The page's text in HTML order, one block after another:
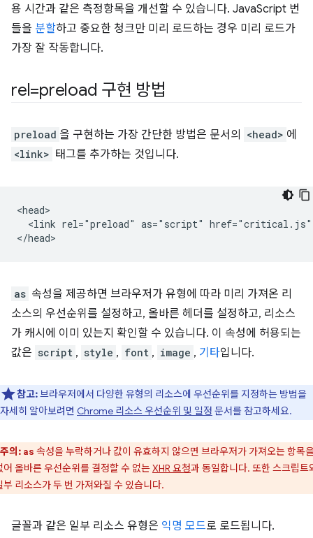
용 시간과 같은 측정항목을 개선할 수 있습니다. JavaScript 번
들을 분할하고 중요한 청크만 미리 로드하는 경우 미리 로드가
가장 잘 작동합니다.
rel=preload 구현 방법
preload 을 구현하는 가장 간단한 방법은 문서의 <head> 에
<link> 태그를 추가하는 것입니다.
<head>
<link rel="preload" as="script"
as 속성을 제공하면 브라우저가 유형에 따라 미리 가져온 리
소스의 우선순위를 설정하고, 올바른 헤더를 설정하고, 리소스
가 캐시에 이미 있는지 확인할 수 있습니다. 이 속성에 허용되는
값은 script , style , font , image , 기타입니다.
참고:브라우저에서 다양한 유형의 리소스에 우선순위를 지정하는 방법을
자세히 알아보려면 Chrome 리소스 우선순위 및 일정 문서를 참고하세요.
주의: as 속성을 누락하거나 값이 유효하지 않으면 브라우저가 가져오는 항목
어 올바른 우선순위를 결정할 수 없는XHR 요청과 동일합니다. 또한 스크립트
부 리소스가 두 번 가져와질 수 있습니다.
글꼴과 같은 일부 리소스 유형은 익명 모드로 로드됩니다.